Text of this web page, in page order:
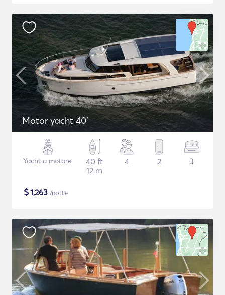
Motor yacht 40'
Yacht a motore
40 ft
12 m
4 2 3
$1,263 /notte